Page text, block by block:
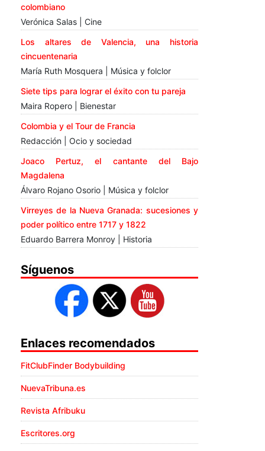
colombiano
Verónica Salas | Cine
Los altares de Valencia, una historia
cincuentenaria
María Ruth Mosquera | Música y folclor
Siete tips para lograr el éxito con tu pareja
Maira Ropero | Bienestar
Colombia y el Tour de Francia
Redacción | Ocio y sociedad
Joaco Pertuz, el cantante del Bajo
Magdalena
Álvaro Rojano Osorio | Música y folclor
Virreyes de la Nueva Granada: sucesiones y
poder político entre 1717 y 1822
Eduardo Barrera Monroy | Historia
Síguenos
Enlaces recomendados
FitClubFinder Bodybuilding
NuevaTribuna.es
Revista Afribuku
Escritores.org